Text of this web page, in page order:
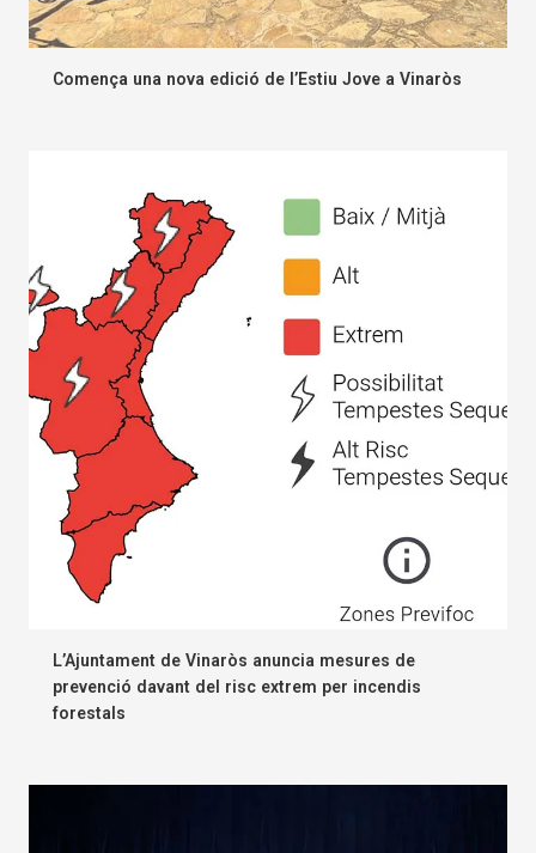
Comença una nova edició de l’Estiu Jove a Vinaròs
L’Ajuntament de Vinaròs anuncia mesures de
prevenció davant del risc extrem per incendis
forestals